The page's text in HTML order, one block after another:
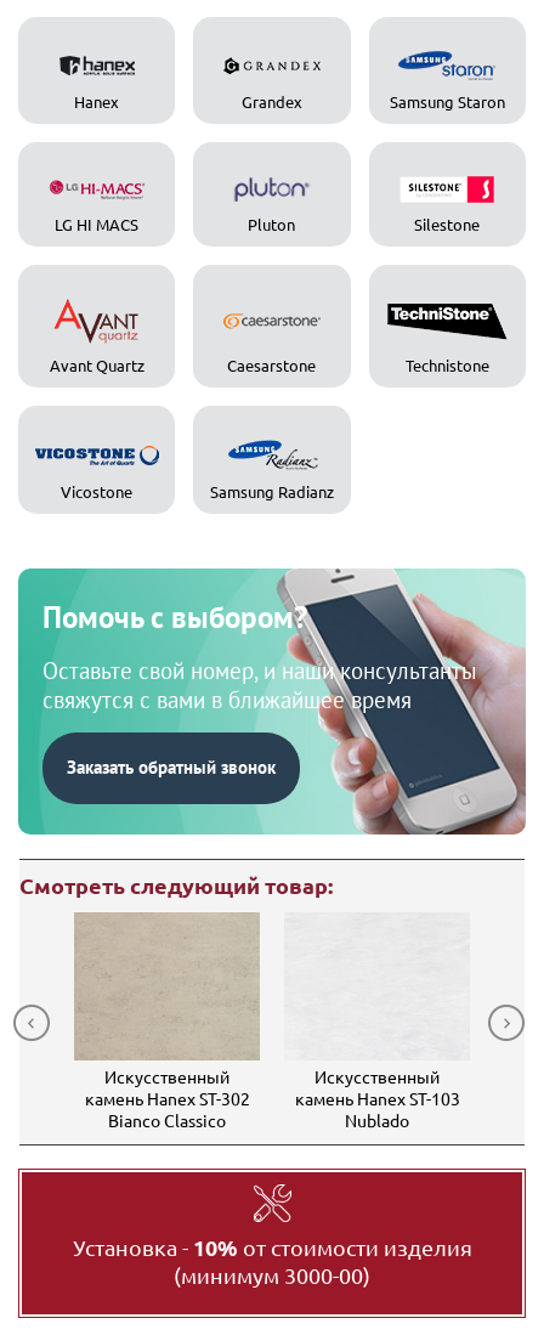
Hanex Grandex Samsung Staron
LG HI MACS Pluton Silestone
Avant Quartz Caesarstone Technistone
Vicostone Samsung Radianz
Помочь с выбором?
Оставьте свой номер, и наши консультанты
свяжутся с вами в ближайшее время
Заказать обратный звонок
Смотреть следующий товар:
Искусственный
камень Hanex ST-302
Bianco Classico
Искусственный
камень Hanex ST-103
Nublado
Установка - 10% от стоимости изделия
(минимум 3000-00)